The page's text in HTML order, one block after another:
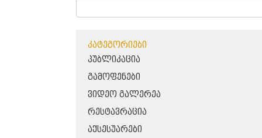
ᲙᲐᲢᲔᲒᲝᲠᲘᲔᲑᲘ
ᲞᲣᲑᲚᲘᲙᲐᲪᲘᲐ
ᲒᲐᲛᲝᲤᲔᲜᲔᲑᲘ
ᲕᲘᲓᲔᲝ ᲒᲐᲚᲔᲠᲔᲐ
ᲠᲔᲡᲢᲐᲕᲠᲐᲪᲘᲐ
ᲐᲥᲡᲔᲡᲣᲐᲠᲔᲑᲘ